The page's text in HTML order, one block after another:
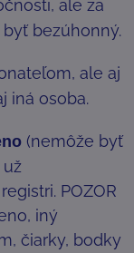
ale za
bezúhonný.
ale aj
iná osoba.
(nemôže byť
POZOR
iný
čiarky, bodky